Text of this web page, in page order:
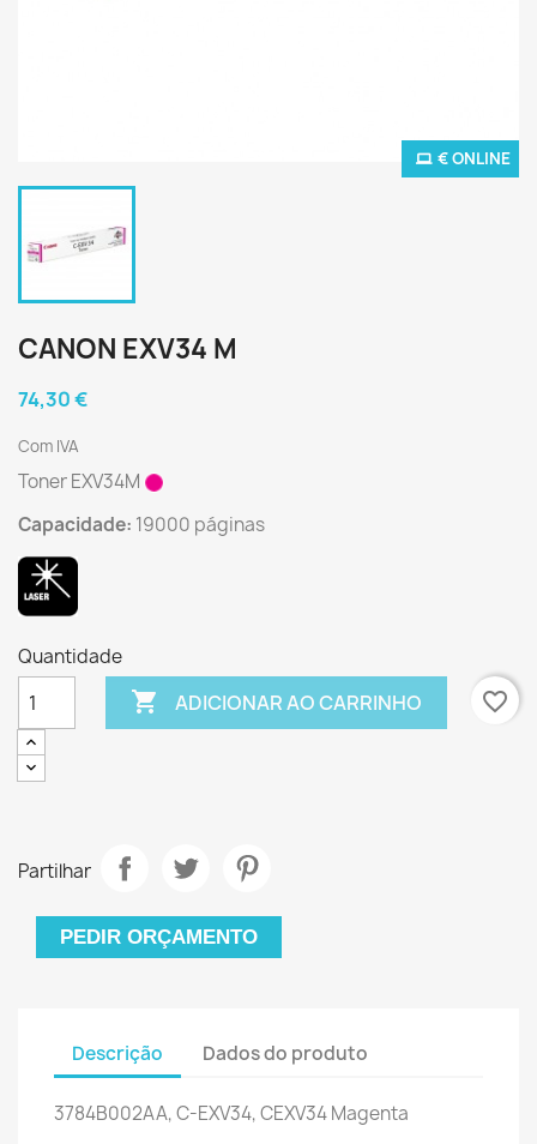
€ ONLINE
CANON EXV34 M
74,30 €
Com IVA
Toner EXV34M
Capacidade: 19000 páginas
Quantidade
 ADICIONAR AO CARRINHO favorite_border
Partilhar
PEDIR ORÇAMENTO
Descrição Dados do produto
3784B002AA, C-EXV34, CEXV34 Magenta